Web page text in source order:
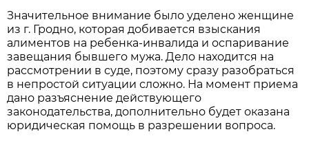
Значительное внимание было уделено женщине
из г. Гродно, которая добивается взыскания
алиментов на ребенка-инвалида и оспаривание
завещания бывшего мужа. Дело находится на
рассмотрении в суде, поэтому сразу разобраться
в непростой ситуации сложно. На момент приема
дано разъяснение действующего
законодательства, дополнительно будет оказана
юридическая помощь в разрешении вопроса.